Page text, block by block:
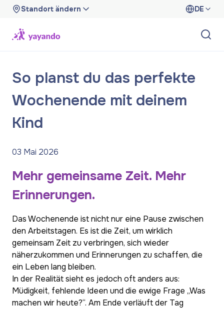
Standort ändern DE
So planst du das perfekte
Wochenende mit deinem
Kind
03 Mai 2026
Mehr gemeinsame Zeit. Mehr
Erinnerungen.
Das Wochenende ist nicht nur eine Pause zwischen
den Arbeitstagen. Es ist die Zeit, um wirklich
gemeinsam Zeit zu verbringen, sich wieder
näherzukommen und Erinnerungen zu schaffen, die
ein Leben lang bleiben.
In der Realität sieht es jedoch oft anders aus:
Müdigkeit, fehlende Ideen und die ewige Frage „Was
machen wir heute?“. Am Ende verläuft der Tag